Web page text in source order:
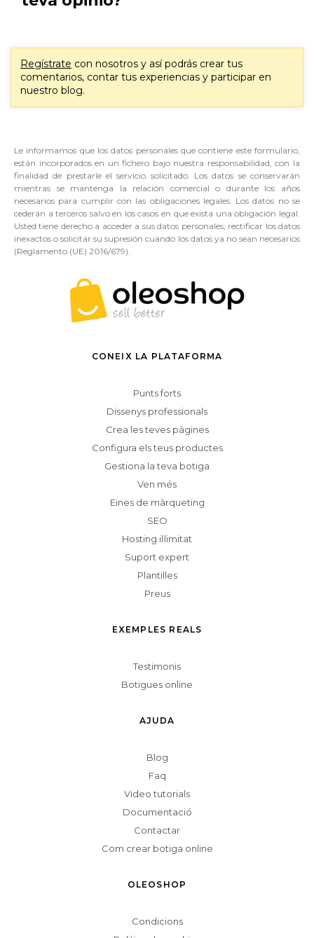
Regístrate con nosotros y así podrás crear tus
comentarios, contar tus experiencias y participar en
nuestro blog.
Le informamos que los datos personales que contiene este formulario,
están incorporados en un fichero bajo nuestra responsabilidad, con la
finalidad de prestarle el servicio solicitado. Los datos se conservarán
mientras se mantenga la relación comercial o durante los años
necesarios para cumplir con las obligaciones legales. Los datos no se
cederán a terceros salvo en los casos en que exista una obligación legal.
Usted tiene derecho a acceder a sus datos personales, rectificar los datos
inexactos o solicitar su supresión cuando los datos ya no sean necesarios
(Reglamento (UE) 2016/679).
CONEIX LA PLATAFORMA
Punts forts
Dissenys professionals
Crea les teves pàgines
Configura els teus productes
Gestiona la teva botiga
Ven més
Eines de màrqueting
SEO
Hosting il·limitat
Suport expert
Plantilles
Preus
EXEMPLES REALS
Testimonis
Botigues online
AJUDA
Blog
Faq
Video tutorials
Documentació
Contactar
Com crear botiga online
OLEOSHOP
Condicions